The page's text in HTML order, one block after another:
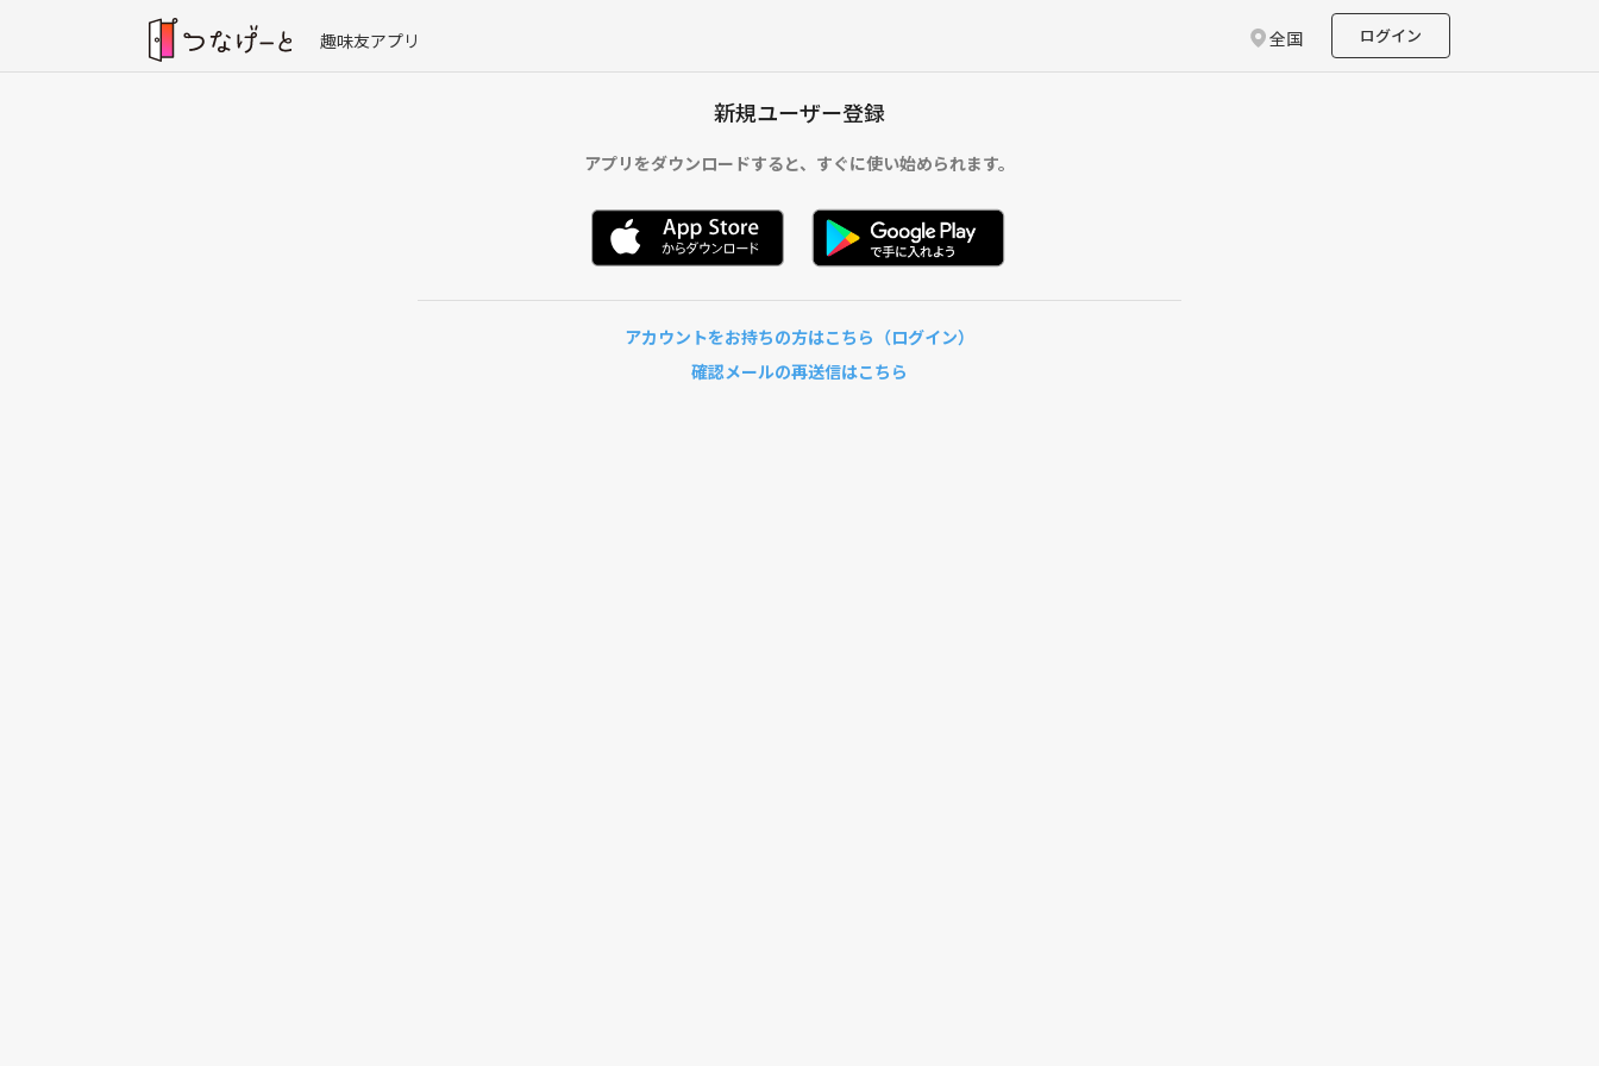
趣味友アプリ 全国 ログイン
新規ユーザー登録
アプリをダウンロードすると、 すぐに使い始められます。
アカウントをお持ちの方はこちら（ログイン）
確認メールの再送信はこちら